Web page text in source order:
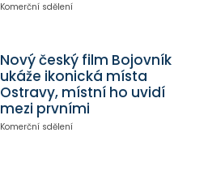
Komerční sdělení
Nový český film Bojovník
ukáže ikonická místa
Ostravy, místní ho uvidí
mezi prvními
Komerční sdělení